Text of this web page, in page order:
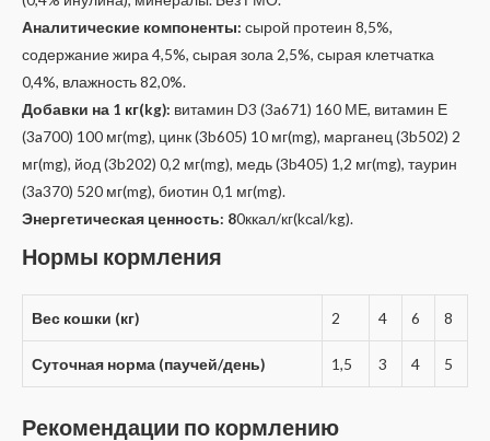
Аналитические компоненты: сырой протеин 8,5%,
содержание жира 4,5%, сырая зола 2,5%, сырая клетчатка
0,4%, влажность 82,0%.
Добавки на 1 кг(kg): витамин D3 (3a671) 160 МЕ, витамин Е
(3a700) 100 мг(mg), цинк (3b605) 10 мг(mg), марганец (3b502) 2
мг(mg), йод (3b202) 0,2 мг(mg), медь (3b405) 1,2 мг(mg), таурин
(3a370) 520 мг(mg), биотин 0,1 мг(mg).
Энергетическая ценность: 80ккал/кг(kсal/kg).
Нормы кормления
Вес кошки (кг) 2 4 6 8
Суточная норма (паучей/день) 1,5 3 4 5
Рекомендации по кормлению